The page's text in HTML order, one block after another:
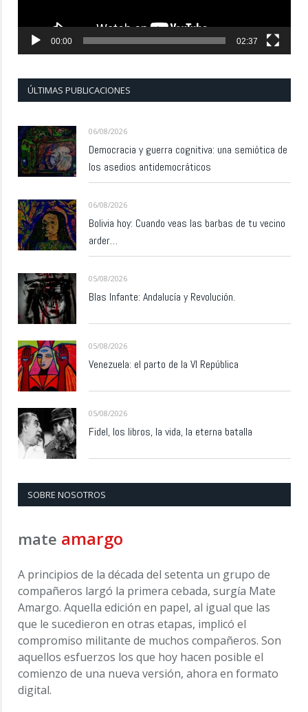
00:00 02:37
ÚLTIMAS PUBLICACIONES
06/08/2026
Democracia y guerra cognitiva: una semiótica de
los asedios antidemocráticos
06/08/2026
Bolivia hoy: Cuando veas las barbas de tu vecino
arder…
05/08/2026
Blas Infante: Andalucía y Revolución.
05/08/2026
Venezuela: el parto de la VI República
05/08/2026
Fidel, los libros, la vida, la eterna batalla
SOBRE NOSOTROS
mate amargo
A principios de la década del setenta un grupo de
compañeros largó la primera cebada, surgía Mate
Amargo. Aquella edición en papel, al igual que las
que le sucedieron en otras etapas, implicó el
compromiso militante de muchos compañeros. Son
aquellos esfuerzos los que hoy hacen posible el
comienzo de una nueva versión, ahora en formato
digital.